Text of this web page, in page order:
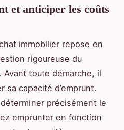
et anticiper les coûts
immobilier repose en
rigoureuse du
toute démarche, il
sa capacité d’emprunt.
précisément le
emprunter en fonction